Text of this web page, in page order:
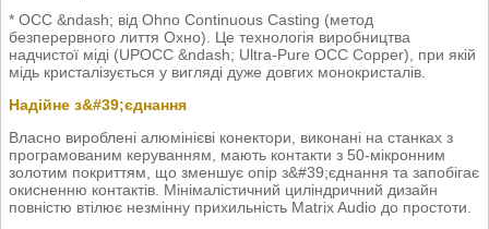
* OCC &ndash; від Ohno Continuous Casting (метод
безперервного лиття Охно). Це технологія виробництва
надчистої міді (UPOCC &ndash; Ultra-Pure OCC Copper), при якій
мідь кристалізується у вигляді дуже довгих монокристалів.
Надійне з&#39;єднання
Власно вироблені алюмінієві конектори, виконані на станках з
програмованим керуванням, мають контакти з 50-мікронним
золотим покриттям, що зменшує опір з&#39;єднання та запобігає
окисненню контактів. Мінімалістичний циліндричний дизайн
повністю втілює незмінну прихильність Matrix Audio до простоти.